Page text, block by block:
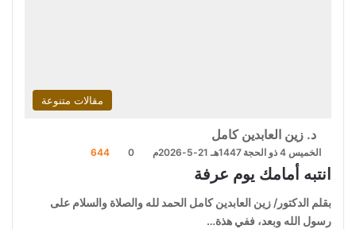
مقالات متنوعة
د. زين العابدين كامل
الخميس 4 ذو الحجة 1447هـ 21-5-2026م 0
644
انتبه أمامك يوم عرفة
بقلم الدكتور/ زين العابدين كامل الحمد لله والصلاة والسلام على
رسول الله وبعد، ففي هذة…